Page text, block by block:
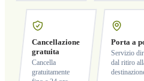
Cancellazione
gratuita
Cancella
gratuitamente
Porta a
Servizio
dal ritiro